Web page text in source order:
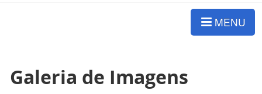
MENU
Galeria de Imagens